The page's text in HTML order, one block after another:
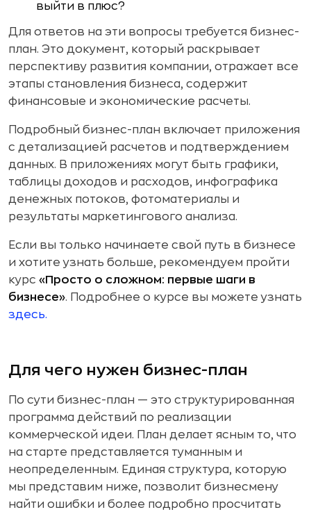
выйти в плюс?
Для ответов на эти вопросы требуется бизнес-
план. Это документ, который раскрывает
перспективу развития компании, отражает все
этапы становления бизнеса, содержит
финансовые и экономические расчеты.
Подробный бизнес-план включает приложения
с детализацией расчетов и подтверждением
данных. В приложениях могут быть графики,
таблицы доходов и расходов, инфографика
денежных потоков, фотоматериалы и
результаты маркетингового анализа.
Если вы только начинаете свой путь в бизнесе
и хотите узнать больше, рекомендуем пройти
курс «Просто о сложном: первые шаги в
бизнесе». Подробнее о курсе вы можете узнать
здесь.
Для чего нужен бизнес-план
По сути бизнес-план — это структурированная
программа действий по реализации
коммерческой идеи. План делает ясным то, что
на старте представляется туманным и
неопределенным. Единая структура, которую
мы представим ниже, позволит бизнесмену
найти ошибки и более подробно просчитать